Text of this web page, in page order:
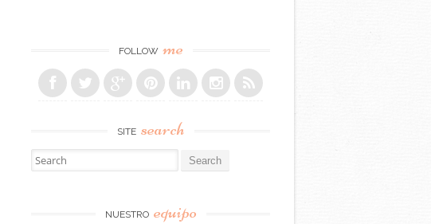
FOLLOW me
SITE search
Search for:
NUESTRO equipo